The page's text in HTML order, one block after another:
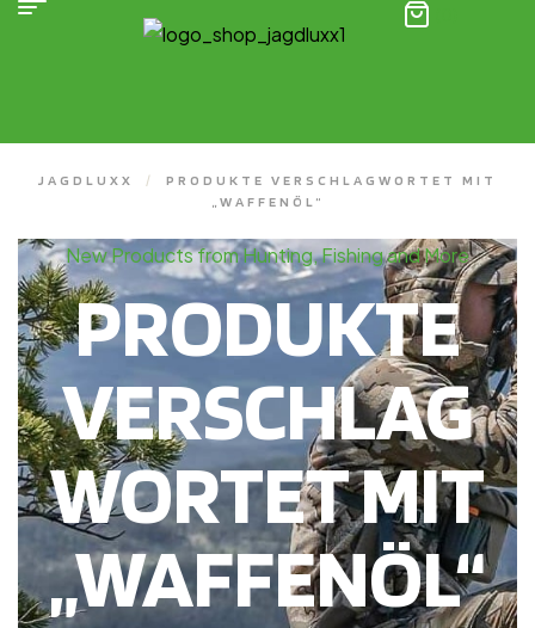
JAGDLUXX /
PRODUKTE VERSCHLAGWORTET MIT
„WAFFENÖL“
New Products from Hunting, Fishing and More
PRODUKTE
VERSCHLAG
WORTET MIT
„WAFFENÖL“